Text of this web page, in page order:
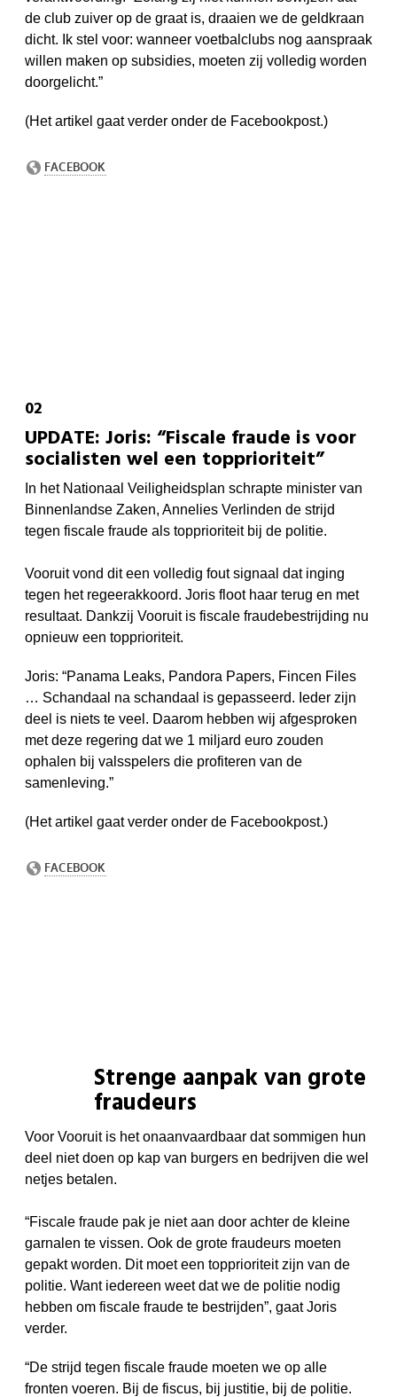
de club zuiver op de graat is, draaien we de geldkraan
dicht. Ik stel voor: wanneer voetbalclubs nog aanspraak
willen maken op subsidies, moeten zij volledig worden
doorgelicht.”
(Het artikel gaat verder onder de Facebookpost.)
UPDATE: Joris: “Fiscale fraude is voor
socialisten wel een topprioriteit”
In het Nationaal Veiligheidsplan schrapte minister van
Binnenlandse Zaken, Annelies Verlinden de strijd
tegen fiscale fraude als topprioriteit bij de politie.
Vooruit vond dit een volledig fout signaal dat inging
tegen het regeerakkoord. Joris floot haar terug en met
resultaat. Dankzij Vooruit is fiscale fraudebestrijding nu
opnieuw een topprioriteit.
Joris: “Panama Leaks, Pandora Papers, Fincen Files
… Schandaal na schandaal is gepasseerd. Ieder zijn
deel is niets te veel. Daarom hebben wij afgesproken
met deze regering dat we 1 miljard euro zouden
ophalen bij valsspelers die profiteren van de
samenleving.”
(Het artikel gaat verder onder de Facebookpost.)
Strenge aanpak van grote
fraudeurs
Voor Vooruit is het onaanvaardbaar dat sommigen hun
deel niet doen op kap van burgers en bedrijven die wel
netjes betalen.
“Fiscale fraude pak je niet aan door achter de kleine
garnalen te vissen. Ook de grote fraudeurs moeten
gepakt worden. Dit moet een topprioriteit zijn van de
politie. Want iedereen weet dat we de politie nodig
hebben om fiscale fraude te bestrijden”, gaat Joris
verder.
“De strijd tegen fiscale fraude moeten we op alle
fronten voeren. Bij de fiscus, bij justitie, bij de politie.